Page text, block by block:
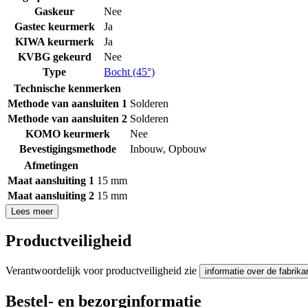
Gaskeur
Nee
Gastec keurmerk
Ja
KIWA keurmerk
Ja
KVBG gekeurd
Nee
Type
Bocht (45°)
Technische kenmerken
Methode van aansluiten 1 Solderen
Methode van aansluiten 2 Solderen
KOMO keurmerk
Nee
Bevestigingsmethode
Inbouw, Opbouw
Afmetingen
Maat aansluiting 1 15 mm
Maat aansluiting 2 15 mm
Lees meer
Productveiligheid
Verantwoordelijk voor productveiligheid zie informatie over de
Bestel- en bezorginformatie